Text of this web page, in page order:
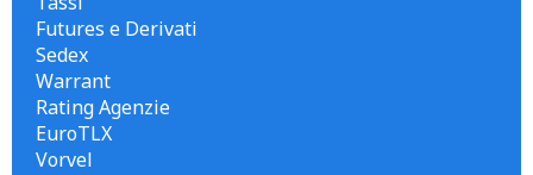
Futures e Derivati
Sedex
Warrant
Rating Agenzie
EuroTLX
Vorvel